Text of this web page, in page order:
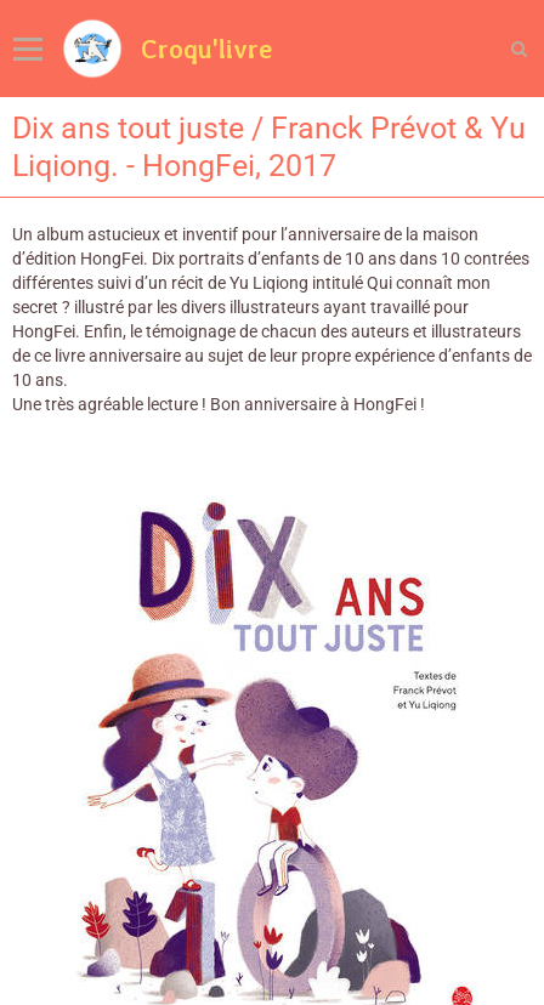
Croqu'livre
Dix ans tout juste / Franck Prévot & Yu
Liqiong. - HongFei, 2017
Un album astucieux et inventif pour l’anniversaire de la maison
d’édition HongFei. Dix portraits d’enfants de 10 ans dans 10 contrées
différentes suivi d’un récit de Yu Liqiong intitulé Qui connaît mon
secret ? illustré par les divers illustrateurs ayant travaillé pour
HongFei. Enfin, le témoignage de chacun des auteurs et illustrateurs
de ce livre anniversaire au sujet de leur propre expérience d’enfants de
10 ans.
Une très agréable lecture ! Bon anniversaire à HongFei !